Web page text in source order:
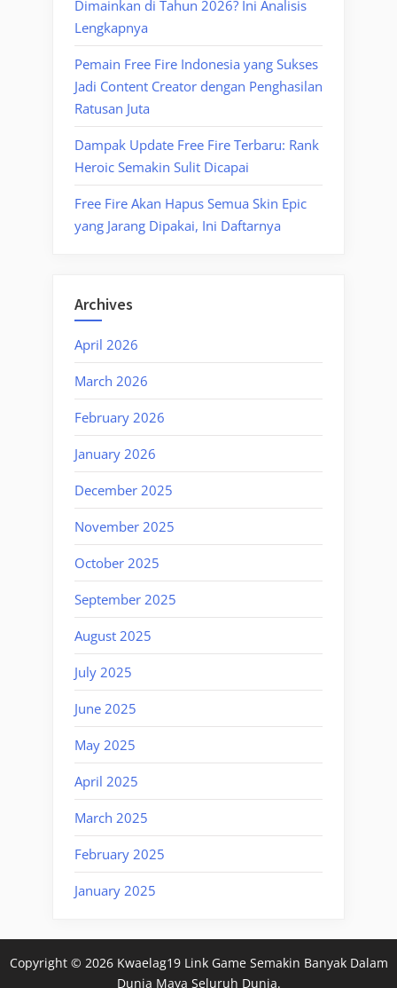
Dimainkan di Tahun 2026? Ini Analisis
Lengkapnya
Pemain Free Fire Indonesia yang Sukses
Jadi Content Creator dengan Penghasilan
Ratusan Juta
Dampak Update Free Fire Terbaru: Rank
Heroic Semakin Sulit Dicapai
Free Fire Akan Hapus Semua Skin Epic
yang Jarang Dipakai, Ini Daftarnya
Archives
April 2026
March 2026
February 2026
January 2026
December 2025
November 2025
October 2025
September 2025
August 2025
July 2025
June 2025
May 2025
April 2025
March 2025
February 2025
January 2025
Copyright © 2026 Kwaelag19 Link Game Semakin Banyak Dalam
Dunia Maya Seluruh Dunia.